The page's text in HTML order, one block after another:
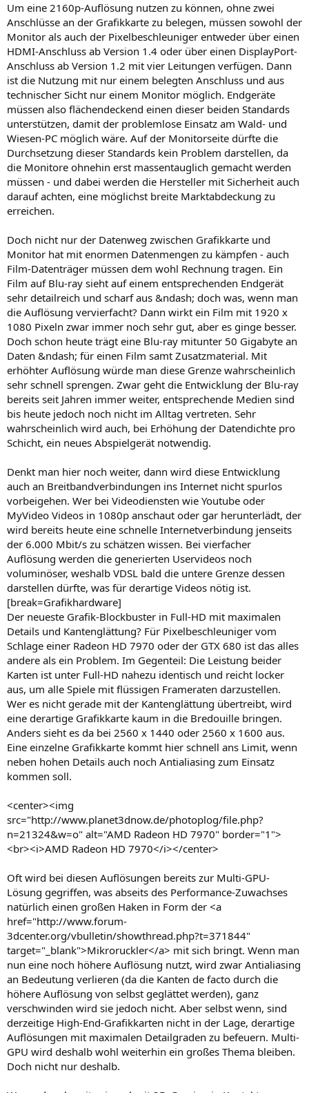
Um eine 2160p-Auflösung nutzen zu können, ohne zwei
Anschlüsse an der Grafikkarte zu belegen, müssen sowohl der
Monitor als auch der Pixelbeschleuniger entweder über einen
HDMI-Anschluss ab Version 1.4 oder über einen DisplayPort-
Anschluss ab Version 1.2 mit vier Leitungen verfügen. Dann
ist die Nutzung mit nur einem belegten Anschluss und aus
technischer Sicht nur einem Monitor möglich. Endgeräte
müssen also flächendeckend einen dieser beiden Standards
unterstützen, damit der problemlose Einsatz am Wald- und
Wiesen-PC möglich wäre. Auf der Monitorseite dürfte die
Durchsetzung dieser Standards kein Problem darstellen, da
die Monitore ohnehin erst massentauglich gemacht werden
müssen - und dabei werden die Hersteller mit Sicherheit auch
darauf achten, eine möglichst breite Marktabdeckung zu
erreichen.
Doch nicht nur der Datenweg zwischen Grafikkarte und
Monitor hat mit enormen Datenmengen zu kämpfen - auch
Film-Datenträger müssen dem wohl Rechnung tragen. Ein
Film auf Blu-ray sieht auf einem entsprechenden Endgerät
sehr detailreich und scharf aus &ndash; doch was, wenn man
die Auflösung vervierfacht? Dann wirkt ein Film mit 1920 x
1080 Pixeln zwar immer noch sehr gut, aber es ginge besser.
Doch schon heute trägt eine Blu-ray mitunter 50 Gigabyte an
Daten &ndash; für einen Film samt Zusatzmaterial. Mit
erhöhter Auflösung würde man diese Grenze wahrscheinlich
sehr schnell sprengen. Zwar geht die Entwicklung der Blu-ray
bereits seit Jahren immer weiter, entsprechende Medien sind
bis heute jedoch noch nicht im Alltag vertreten. Sehr
wahrscheinlich wird auch, bei Erhöhung der Datendichte pro
Schicht, ein neues Abspielgerät notwendig.
Denkt man hier noch weiter, dann wird diese Entwicklung
auch an Breitbandverbindungen ins Internet nicht spurlos
vorbeigehen. Wer bei Videodiensten wie Youtube oder
MyVideo Videos in 1080p anschaut oder gar herunterlädt, der
wird bereits heute eine schnelle Internetverbindung jenseits
der 6.000 Mbit/s zu schätzen wissen. Bei vierfacher
Auflösung werden die generierten Uservideos noch
voluminöser, weshalb VDSL bald die untere Grenze dessen
darstellen dürfte, was für derartige Videos nötig ist.
[break=Grafikhardware]
Der neueste Grafik-Blockbuster in Full-HD mit maximalen
Details und Kantenglättung? Für Pixelbeschleuniger vom
Schlage einer Radeon HD 7970 oder der GTX 680 ist das alles
andere als ein Problem. Im Gegenteil: Die Leistung beider
Karten ist unter Full-HD nahezu identisch und reicht locker
aus, um alle Spiele mit flüssigen Frameraten darzustellen.
Wer es nicht gerade mit der Kantenglättung übertreibt, wird
eine derartige Grafikkarte kaum in die Bredouille bringen.
Anders sieht es da bei 2560 x 1440 oder 2560 x 1600 aus.
Eine einzelne Grafikkarte kommt hier schnell ans Limit, wenn
neben hohen Details auch noch Antialiasing zum Einsatz
kommen soll.
<center><img
src="http://www.planet3dnow.de/photoplog/file.php?
n=21324&w=o" alt="AMD Radeon HD 7970" border="1">
<br><i>AMD Radeon HD 7970</i></center>
Oft wird bei diesen Auflösungen bereits zur Multi-GPU-
Lösung gegriffen, was abseits des Performance-Zuwachses
natürlich einen großen Haken in Form der <a
href="http://www.forum-
3dcenter.org/vbulletin/showthread.php?t=371844"
target="_blank">Mikroruckler</a> mit sich bringt. Wenn man
nun eine noch höhere Auflösung nutzt, wird zwar Antialiasing
an Bedeutung verlieren (da die Kanten de facto durch die
höhere Auflösung von selbst geglättet werden), ganz
verschwinden wird sie jedoch nicht. Aber selbst wenn, sind
derzeitige High-End-Grafikkarten nicht in der Lage, derartige
Auflösungen mit maximalen Detailgraden zu befeuern. Multi-
GPU wird deshalb wohl weiterhin ein großes Thema bleiben.
Doch nicht nur deshalb.